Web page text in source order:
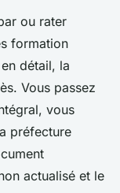
ou rater
formation
détail, la
Vous passez
vous
préfecture
actualisé et le